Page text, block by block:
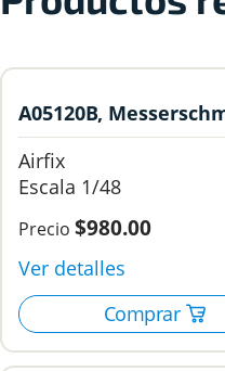
A05120B,
3/E-4, 1/48, Airfix.
Airfix
1/48
$980.00